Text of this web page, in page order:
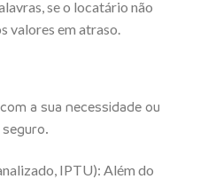
se o locatário não
valores em atraso.
a sua necessidade ou
IPTU): Além do